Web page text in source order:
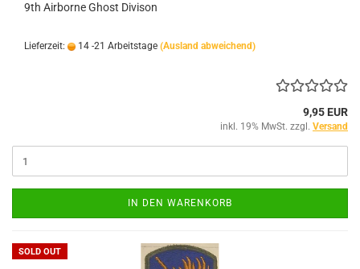
9th Airborne Ghost Divison
Lieferzeit: 14 -21 Arbeitstage (Ausland abweichend)
9,95 EUR
inkl. 19% MwSt. zzgl. Versand
IN DEN WARENKORB
SOLD OUT